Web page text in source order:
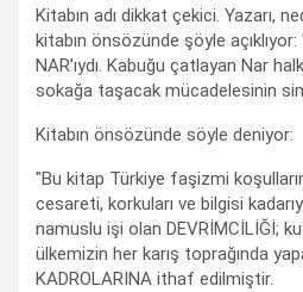
Kitabın adı dikkat çekici. Yazarı,
kitabın önsözünde şöyle
NAR’ıydı. Kabuğu çatlayan Nar
sokağa taşacak mücadelesinin
Kitabın önsözünde söyle deniyor:
"Bu kitap Türkiye faşizmi
cesareti, korkuları ve bilgisi
namuslu işi olan DEVRİMCİLİĞİ;
ülkemizin her karış toprağında
KADROLARINA ithaf edilmiştir.